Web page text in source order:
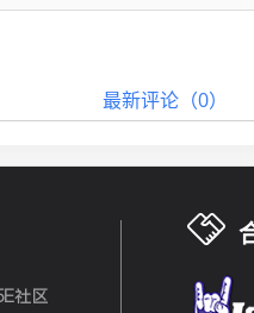
最新评论（0）
社区